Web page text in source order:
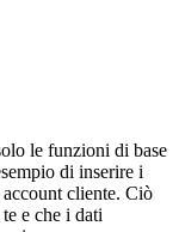
le funzioni di base
di inserire i
cliente. Ciò
e che i dati